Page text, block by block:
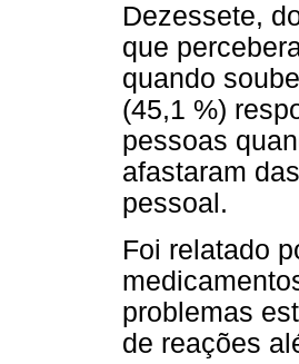
Dezessete,
que
quando
(45,1 %)
pessoas
afastaram
pessoal.
Foi relatado
problemas
de reações